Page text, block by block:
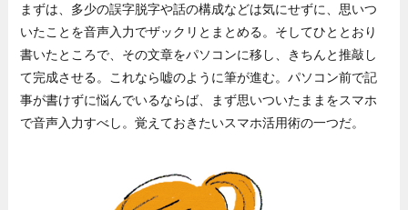
まずは、多少の誤字脱字や話の構成などは気にせずに、思いつ
いたことを音声入力でザックリとまとめる。そしてひととおり
書いたところで、その文章をパソコンに移し、きちんと推敲し
て完成させる。これなら嘘のように筆が進む。パソコン前で記
事が書けずに悩んでいるならば、まず思いついたままをスマホ
で音声入力すべし。覚えておきたいスマホ活用術の一つだ。